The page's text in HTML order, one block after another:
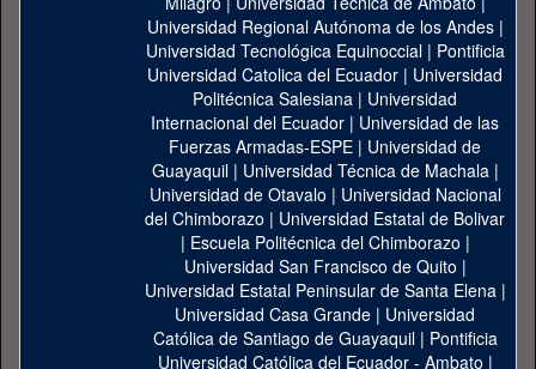
Universidad Regional Autónoma de los Andes|
Universidad Tecnológica Equinoccial| Pontificia
Universidad Catolica del Ecuador | Universidad
Politécnica Salesiana | Universidad
Internacional del Ecuador | Universidad de las
Fuerzas Armadas-ESPE | Universidad de
Guayaquil| Universidad Técnica de Machala|
Universidad de Otavalo | Universidad Nacional
del Chimborazo | Universidad Estatal de Bolivar
| Escuela Politécnica del Chimborazo |
Universidad San Francisco de Quito |
Universidad Estatal Peninsular de Santa Elena|
Universidad Casa Grande | Universidad
Católica de Santiago de Guayaquil| Pontificia
Universidad Católica del Ecuador - Ambato |